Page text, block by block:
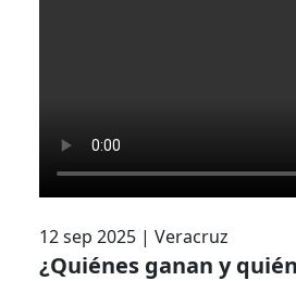
12 sep 2025 | Veracruz
¿Quiénes ganan y